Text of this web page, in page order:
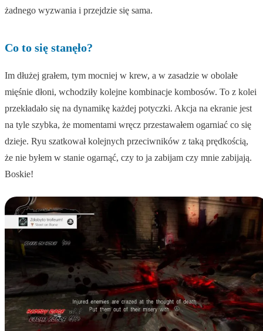
żadnego wyzwania i przejdzie się sama.
Co to się stanęło?
Im dłużej grałem, tym mocniej w krew, a w zasadzie w obolałe
mięśnie dłoni, wchodziły kolejne kombinacje kombosów. To z kolei
przekładało się na dynamikę każdej potyczki. Akcja na ekranie jest
na tyle szybka, że momentami wręcz przestawałem ogarniać co się
dzieje. Ryu szatkował kolejnych przeciwników z taką prędkością,
że nie byłem w stanie ogarnąć, czy to ja zabijam czy mnie zabijają.
Boskie!